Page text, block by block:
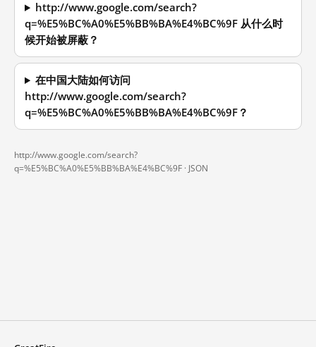
http://www.google.com/search?
q=%E5%BC%A0%E5%BB%BA%E4%BC%9F 从什么时
候开始被屏蔽？
在中国大陆如何访问
http://www.google.com/search?
q=%E5%BC%A0%E5%BB%BA%E4%BC%9F？
http://www.google.com/search?
q=%E5%BC%A0%E5%BB%BA%E4%BC%9F · JSON